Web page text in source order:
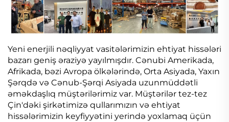
Yeni enerjili nəqliyyat vasitələrimizin ehtiyat hissələri
bazarı geniş əraziyə yayılmışdır. Cənubi Amerikada,
Afrikada, bəzi Avropa ölkələrində, Orta Asiyada, Yaxın
Şərqdə və Cənub-Şərqi Asiyada uzunmüddətli
əməkdaşlıq müştərilərimiz var. Müştərilər tez-tez
Çin'dəki şirkətimizə qullarımızın və ehtiyat
hissələrimizin keyfiyyətini yerində yoxlamaq üçün